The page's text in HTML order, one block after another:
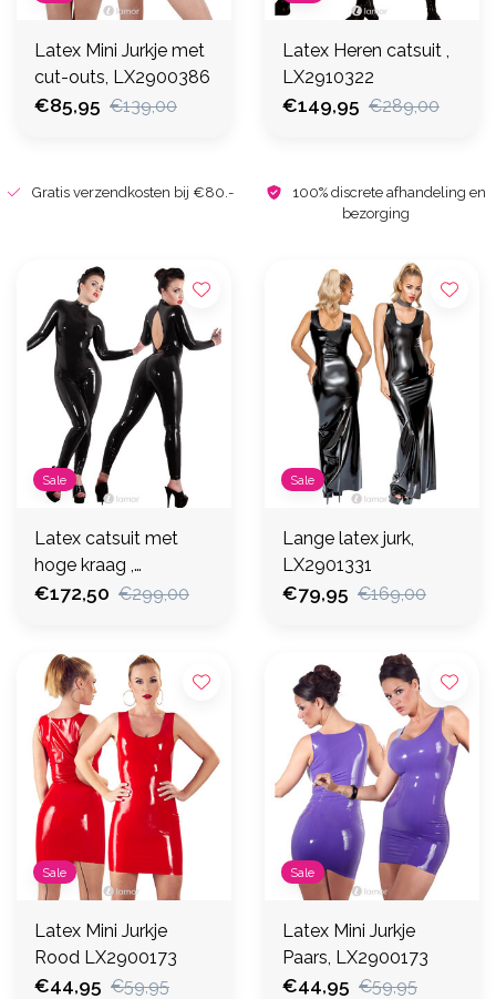
Latex Mini Jurkje met
cut-outs, LX2900386
€85,95 €139,00
Latex Heren catsuit ,
LX2910322
€149,95 €289,00
Gratis verzendkosten bij €80.-
100% discrete afhandeling en
bezorging
Sale
Latex catsuit met
hoge kraag ,
LX2901005
€172,50 €299,00
Sale
Lange latex jurk,
LX2901331
€79,95 €169,00
Sale
Latex Mini Jurkje
Rood LX2900173
€44,95 €59,95
Sale
Latex Mini Jurkje
Paars, LX2900173
€44,95 €59,95